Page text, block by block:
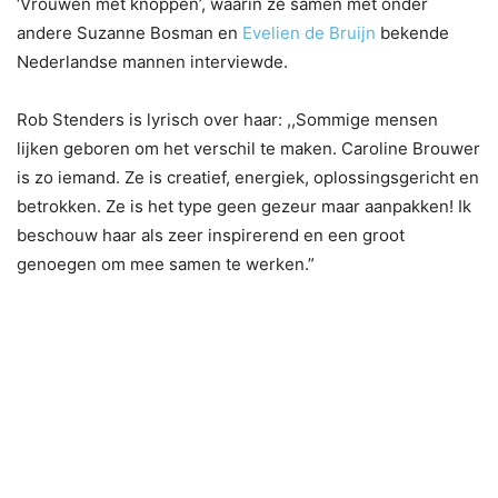
andere Suzanne Bosman en Evelien de Bruijn bekende
Nederlandse mannen interviewde.
Rob Stenders is lyrisch over haar: ,,Sommige mensen
lijken geboren om het verschil te maken. Caroline Brouwer
is zo iemand. Ze is creatief, energiek, oplossingsgericht en
betrokken. Ze is het type geen gezeur maar aanpakken! Ik
beschouw haar als zeer inspirerend en een groot
genoegen om mee samen te werken.”